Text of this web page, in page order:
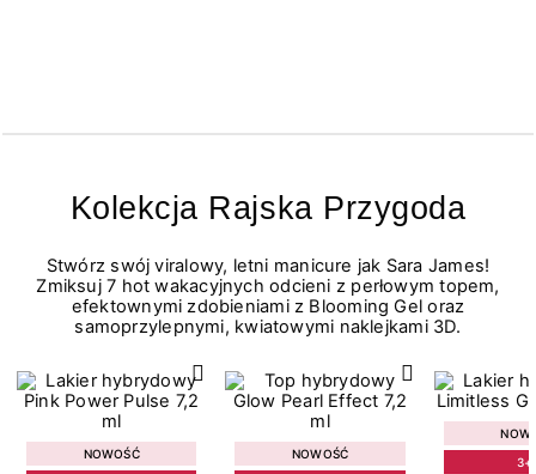
Kolekcja Rajska Przygoda
Stwórz swój viralowy, letni manicure jak Sara James!
Zmiksuj 7 hot wakacyjnych odcieni z perłowym topem,
efektownymi zdobieniami z Blooming Gel oraz
samoprzylepnymi, kwiatowymi naklejkami 3D.
NOWOŚĆ
NOWOŚĆ